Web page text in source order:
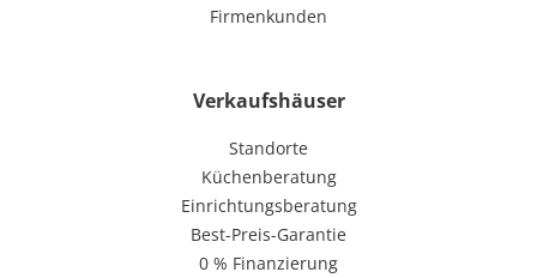
Firmenkunden
Verkaufshäuser
Standorte
Küchenberatung
Einrichtungsberatung
Best-Preis-Garantie
0 % Finanzierung